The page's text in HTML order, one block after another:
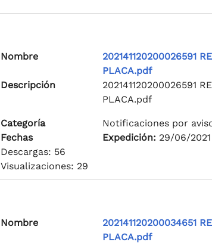
Nombre
202141120200026591
PLACA.pdf
Descripción
202141120200026591
PLACA.pdf
Categoría
Notificaciones por
Fechas
Expedición: 29/06/2021
Descargas: 56
Visualizaciones: 29
Nombre
202141120200034651
PLACA.pdf